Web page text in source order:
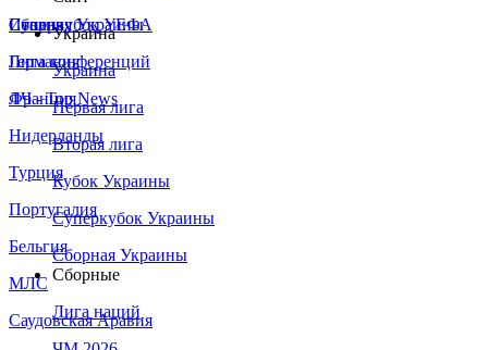
Сборная Украины
Италия
Германия
Франция
Нидерланды
Турция
Португалия
Бельгия
МЛС
Саудовская Аравия
Суперкубок УЕФА
Лига конференций
ЛЧ - Top News
Украина
Украина
Первая лига
Вторая лига
Кубок Украины
Суперкубок Украины
Сборная Украины
Сборные
Лига наций